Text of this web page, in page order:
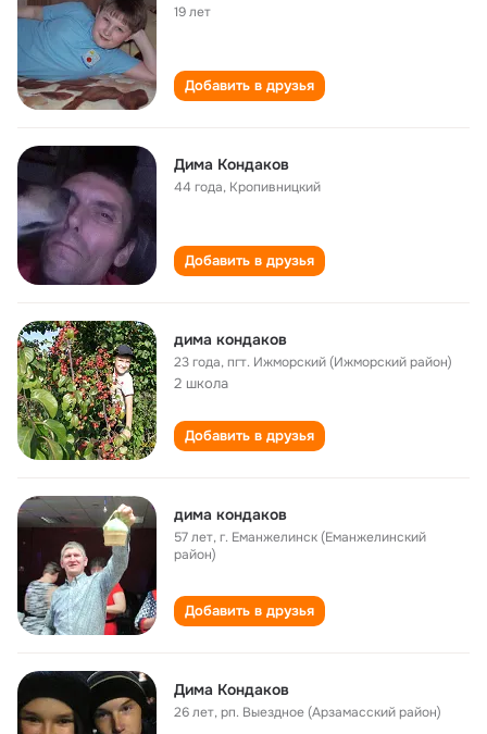
19 лет
Добавить в друзья
Дима Кондаков
44 года, Кропивницкий
Добавить в друзья
дима кондаков
23 года,пгт. Ижморский (Ижморский район)
2 школа
Добавить в друзья
дима кондаков
57 лет,г. Еманжелинск (Еманжелинский
район)
Добавить в друзья
Дима Кондаков
26 лет,рп. Выездное (Арзамасский район)